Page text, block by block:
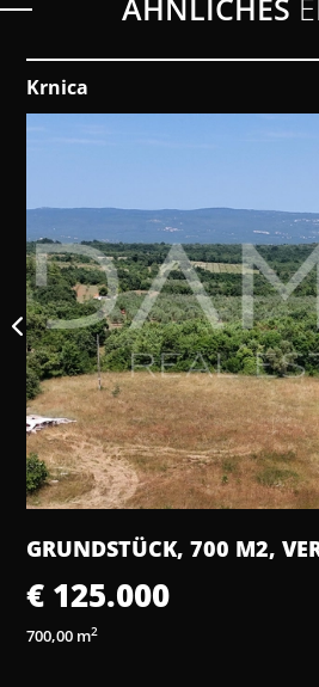
ÄHNLICHES
Marčana
ISTRA, MARČANA –
INDUSTRIEGEBIET
€ 73.000